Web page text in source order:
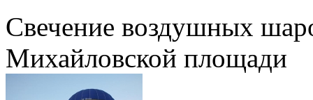
Свечение воздушных
Михайловской площади